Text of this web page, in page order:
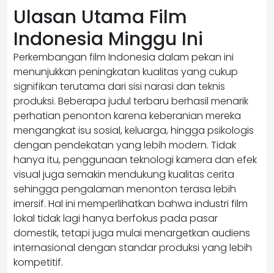
Ulasan Utama Film
Indonesia Minggu Ini
Perkembangan film Indonesia dalam pekan ini
menunjukkan peningkatan kualitas yang cukup
signifikan terutama dari sisi narasi dan teknis
produksi. Beberapa judul terbaru berhasil menarik
perhatian penonton karena keberanian mereka
mengangkat isu sosial, keluarga, hingga psikologis
dengan pendekatan yang lebih modern. Tidak
hanya itu, penggunaan teknologi kamera dan efek
visual juga semakin mendukung kualitas cerita
sehingga pengalaman menonton terasa lebih
imersif. Hal ini memperlihatkan bahwa industri film
lokal tidak lagi hanya berfokus pada pasar
domestik, tetapi juga mulai menargetkan audiens
internasional dengan standar produksi yang lebih
kompetitif.